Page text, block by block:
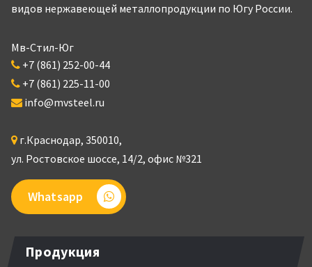
видов нержавеющей металлопродукции по Югу России.
Мв-Стил-Юг
+7 (861) 252-00-44
+7 (861) 225-11-00
info@mvsteel.ru
г.Краснодар, 350010,
ул. Ростовское шоссе, 14/2, офис №321
Whatsapp
Продукция